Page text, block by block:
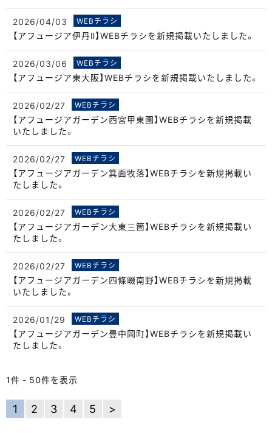
2026/04/03 WEBチラシ
【アフュージア伊丹Ⅱ】WEBチラシを新規掲載いたしました。
2026/03/06 WEBチラシ
【アフュージア東大阪】WEBチラシを新規掲載いたしました。
2026/02/27 WEBチラシ
【アフュージアガーデン西宮甲東園】WEBチラシを新規掲載
いたしました。
2026/02/27 WEBチラシ
【アフュージアガーデン箕面牧落】WEBチラシを新規掲載い
たしました。
2026/02/27 WEBチラシ
【アフュージアガーデン大東三箇】WEBチラシを新規掲載い
たしました。
2026/02/27 WEBチラシ
【アフュージアガーデン四條畷南野】WEBチラシを新規掲載
いたしました。
2026/01/29 WEBチラシ
【アフュージアガーデン豊中岡町】WEBチラシを新規掲載い
たしました。
1件 - 50件を表示
1 2 3 4 5 >